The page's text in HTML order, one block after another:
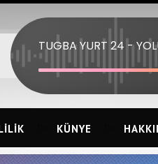
KÜNYE